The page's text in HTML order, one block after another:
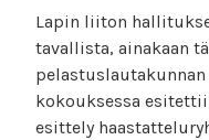
Lapin liiton
tavallista, ainakaan
kokouksessa
esittely